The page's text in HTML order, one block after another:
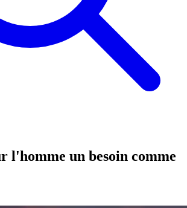
l'homme un besoin comme